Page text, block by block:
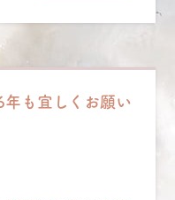
も宜しくお願い